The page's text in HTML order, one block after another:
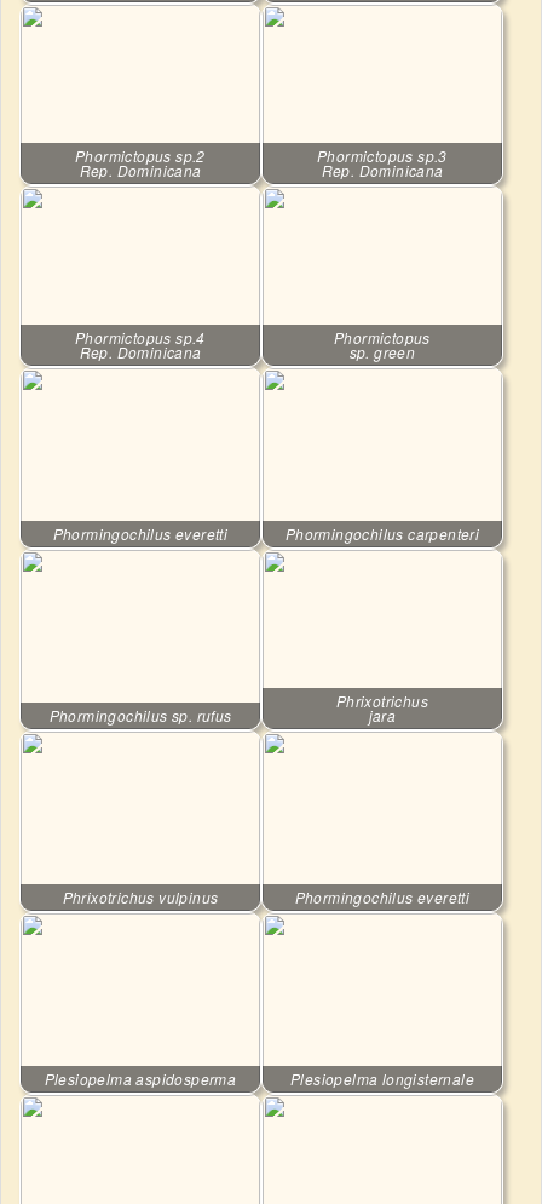
Phormictopus sp.2
Rep. Dominicana
Phormictopus sp.3
Rep. Dominicana
Phormictopus sp.4
Rep. Dominicana
Phormictopus
sp. green
Phormingochilus everetti Phormingochilus carpenteri
Phormingochilus sp. rufus
Phrixotrichus
jara
Phrixotrichus vulpinus Phormingochilus everetti
Plesiopelma aspidosperma Plesiopelma longisternale